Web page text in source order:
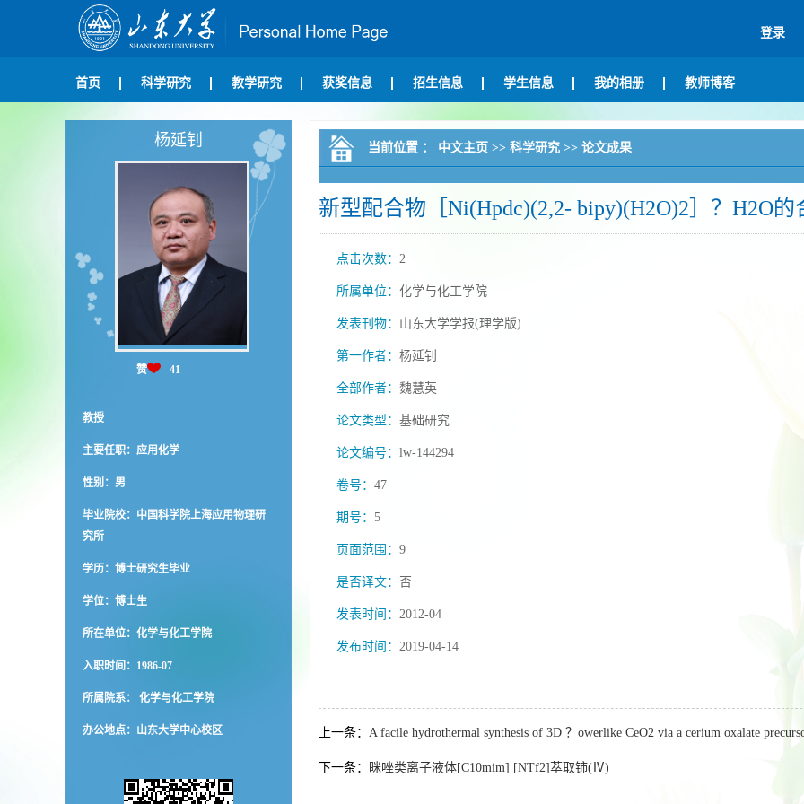
登录
首页 科学研究 教学研究 获奖信息 招生信息 学生信息 我的相册 教师博客
杨延钊
赞 41
教授
主要任职：应用化学
性别：男
毕业院校：中国科学院上海应用物理研
究所
学历：博士研究生毕业
学位：博士生
所在单位：化学与化工学院
入职时间：1986-07
所属院系： 化学与化工学院
办公地点：山东大学中心校区
当前位置 ： 中文主页 >> 科学研究 >> 论文成果
新型配合物［Ni(Hpdc)(2,2- bipy)(H2O)2］？H2O
点击次数： 2
所属单位： 化学与化工学院
发表刊物： 山东大学学报(理学版)
第一作者： 杨延钊
全部作者： 魏慧英
论文类型： 基础研究
论文编号： lw-144294
卷号： 47
期号： 5
页面范围： 9
是否译文： 否
发表时间： 2012-04
发布时间： 2019-04-14
上一条： A facile hydrothermal synthesis of 3D ？owerlike CeO2 via a cerium oxalate
下一条： 眯唑类离子液体[C10mim] [NTf2]萃取铈(Ⅳ)